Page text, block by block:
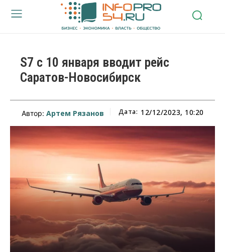
S7 с 10 января вводит рейс
Саратов-Новосибирск
Автор: Артем Рязанов Дата: 12/12/2023, 10:20